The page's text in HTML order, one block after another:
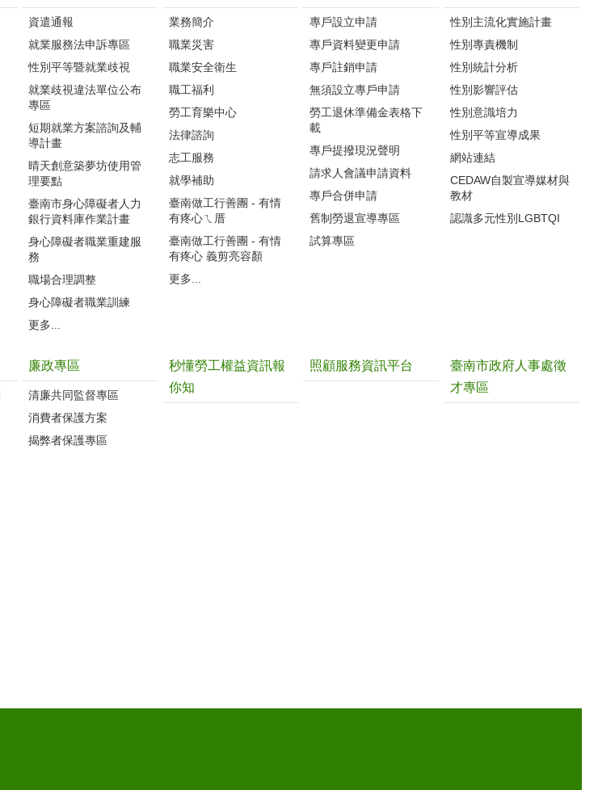
資遣通報
就業服務法申訴專區
性別平等暨就業歧視
就業歧視違法單位公布
專區
短期就業方案諮詢及輔
導計畫
晴天創意築夢坊使用管
理要點
臺南市身心障礙者人力
銀行資料庫作業計畫
身心障礙者職業重建服
務
職場合理調整
身心障礙者職業訓練
更多...
業務簡介
職業災害
職業安全衛生
職工福利
勞工育樂中心
法律諮詢
志工服務
就學補助
臺南做工行善團 - 有情
有疼心ㄟ厝
臺南做工行善團 - 有情
有疼心 義剪亮容顏
更多...
專戶設立申請
專戶資料變更申請
專戶註銷申請
無須設立專戶申請
勞工退休準備金表格下
載
專戶提撥現況聲明
請求人會議申請資料
專戶合併申請
舊制勞退宣導專區
試算專區
性別主流化實施計畫
性別專責機制
性別統計分析
性別影響評估
性別意識培力
性別平等宣導成果
網站連結
CEDAW自製宣導媒材與
教材
認識多元性別LGBTQI
廉政專區
清廉共同監督專區
消費者保護方案
揭弊者保護專區
秒懂勞工權益資訊報
你知
照顧服務資訊平台
臺南市政府人事處徵
才專區